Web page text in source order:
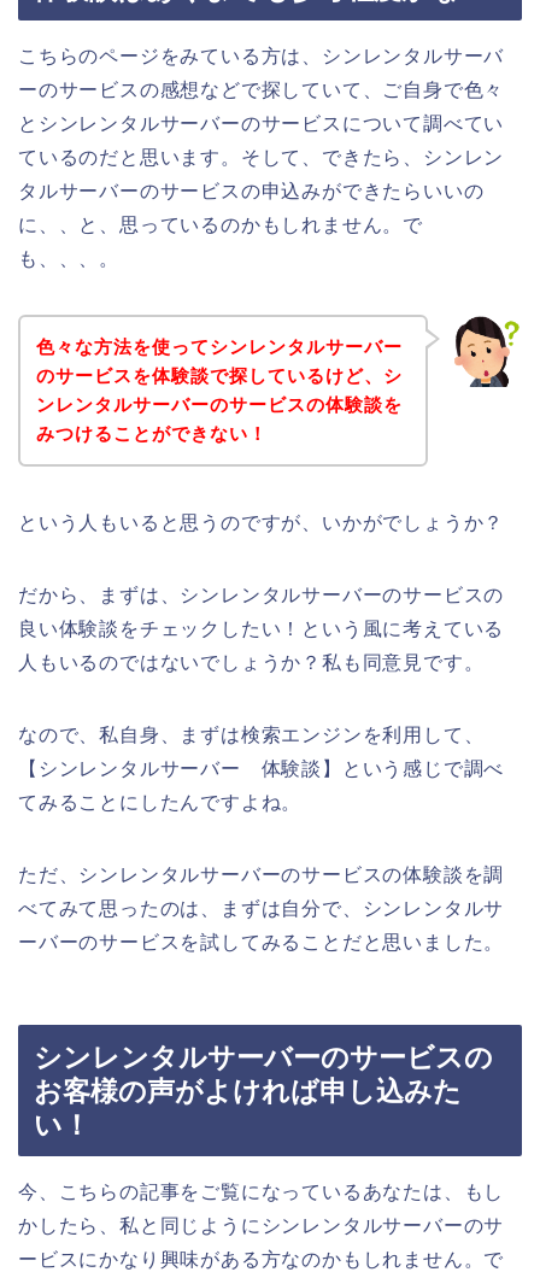
こちらのページをみている方は、シンレンタルサーバ
ーのサービスの感想などで探していて、ご自身で色々
とシンレンタルサーバーのサービスについて調べてい
ているのだと思います。そして、できたら、シンレン
タルサーバーのサービスの申込みができたらいいの
に、、と、思っているのかもしれません。で
も、、、。
色々な方法を使ってシンレンタルサーバー
のサービスを体験談で探しているけど、シ
ンレンタルサーバーのサービスの体験談を
みつけることができない！
という人もいると思うのですが、いかがでしょうか？
だから、まずは、シンレンタルサーバーのサービスの
良い体験談をチェックしたい！という風に考えている
人もいるのではないでしょうか？私も同意見です。
なので、私自身、まずは検索エンジンを利用して、
【シンレンタルサーバー 体験談】という感じで調べ
てみることにしたんですよね。
ただ、シンレンタルサーバーのサービスの体験談を調
べてみて思ったのは、まずは自分で、シンレンタルサ
ーバーのサービスを試してみることだと思いました。
シンレンタルサーバーのサービスの
お客様の声がよければ申し込みた
い！
今、こちらの記事をご覧になっているあなたは、もし
かしたら、私と同じようにシンレンタルサーバーのサ
ービスにかなり興味がある方なのかもしれません。で